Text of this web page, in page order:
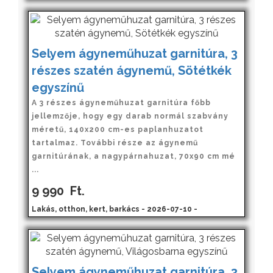
Selyem ágyneműhuzat garnitúra, 3
részes szatén ágynemű, Sötétkék
egyszínű
A 3 részes ágyneműhuzat garnitúra főbb
jellemzője, hogy egy darab normál szabvány
méretű, 140x200 cm-es paplanhuzatot
tartalmaz. További része az ágynemű
garnitúrának, a nagypárnahuzat, 70x90 cm mé
...
9 990 Ft.
Lakás, otthon, kert, barkács - 2026-07-10 -